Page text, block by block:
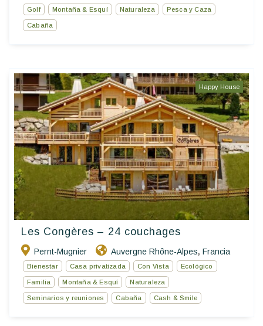
Golf Montaña & Esquí Naturaleza Pesca y Caza
Cabaña
Happy House
Les Congères – 24 couchages
Pernt-Mugnier Auvergne Rhône-Alpes, Francia
Bienestar Casa privatizada Con Vista Ecológico
Familia Montaña & Esquí Naturaleza
Seminarios y reuniones Cabaña Cash & Smile